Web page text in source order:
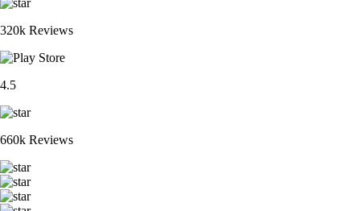
320k Reviews
4.5
660k Reviews